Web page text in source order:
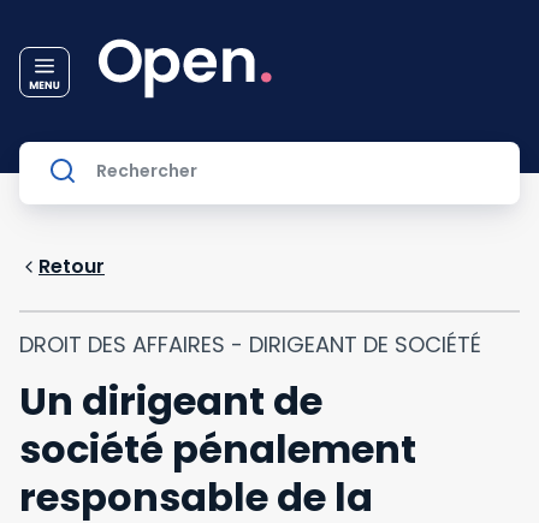
Retour
DROIT DES AFFAIRES - DIRIGEANT DE SOCIÉTÉ
Un dirigeant de
société pénalement
responsable de la